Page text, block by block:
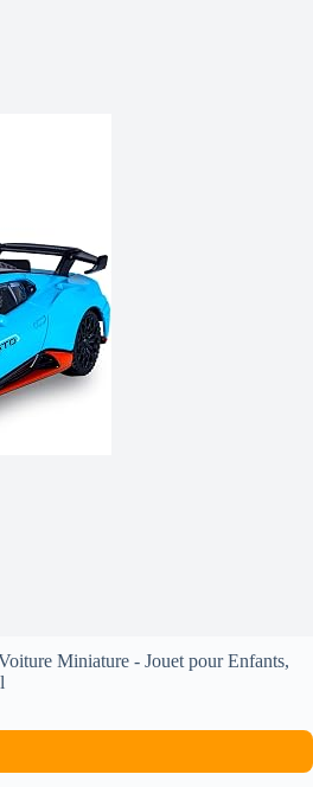
Miniature - Jouet pour Enfants,